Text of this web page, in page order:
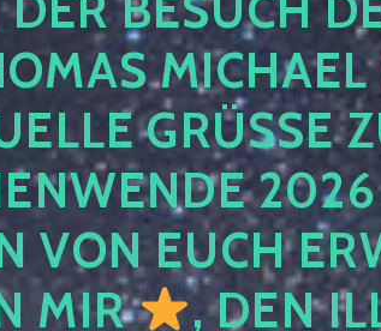
GRÜSSE
VON EUCH
MIR
, DEN